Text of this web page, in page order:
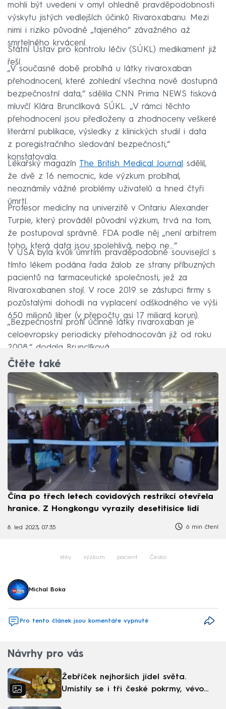
mohli být uvedeni v omyl ohledně pravděpodobnosti
výskytu jistých vedlejších účinků Rivaroxabanu. Mezi
nimi i riziko původně „tajeného“ závažného až
smrtelného krvácení.
Státní Ústav pro kontrolu léčiv (SÚKL) medikament již
řeší.
„V současné době probíhá u látky rivaroxaban
přehodnocení, které zohlední všechna nově dostupná
bezpečnostní data,“ sdělila CNN Prima NEWS tisková
mluvčí Klára Brunclíková SÚKL. „V rámci těchto
přehodnocení jsou předloženy a zhodnoceny veškeré
literární publikace, výsledky z klinických studií i data
z poregistračního sledování bezpečnosti,“
konstatovala.
Lékařský magazín The British Medical Journal
sdělil,
že dvě z 16 nemocnic, kde výzkum probíhal,
neoznámily vážné problémy uživatelů a hned čtyři
úmrtí.
Profesor medicíny na univerzitě v Ontariu Alexander
Turpie, který prováděl původní výzkum, trvá na tom,
že postupoval správně. FDA podle něj „není arbitrem
toho, která data jsou spolehlivá, nebo ne…“
V USA byla kvůli úmrtím pravděpodobně související s
tímto lékem podána řada žalob ze strany příbuzných
pacientů na farmaceutické společnosti, jež za
Rivaroxabanen stojí. V roce 2019 se zástupci firmy s
pozůstalými dohodli na vyplacení odškodného ve výši
650 milionů liber (v přepočtu asi 17 miliard korun).
„Bezpečnostní profil účinné látky rivaroxaban je
celoevropsky periodicky přehodnocován již od roku
2008,“ dodala Brunclíková.
Čtěte také
Čína po třech letech covidových restrikcí otevřela
hranice. Z Hongkongu vyrazily desetitisíce lidí
8. led 2023, 07:35 6 min čtení
léky výzkum pacient Česko
Michal Boka
Pro tento článek jsou komentáře vypnuté
Návrhy pro vás
Žebříček nejhorších jídel světa.
Umístily se i tři české pokrmy, vévodí